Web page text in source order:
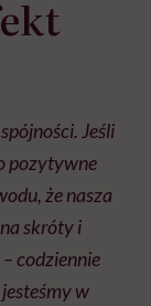
Jeśli
pozytywne
że nasza
skróty i
codziennie
w